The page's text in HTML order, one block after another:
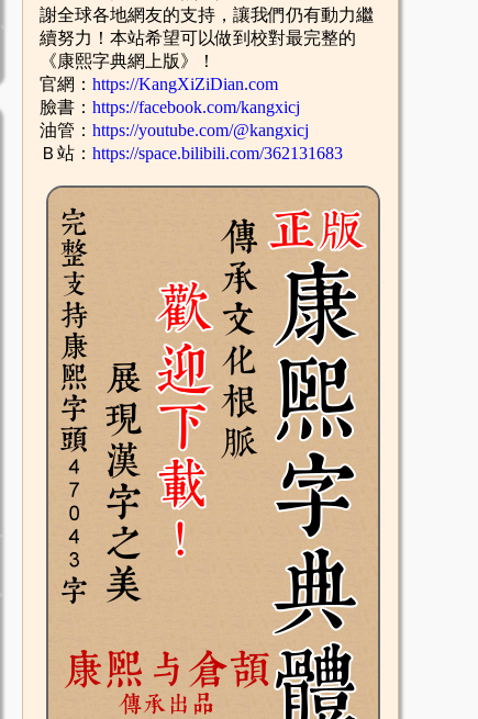
謝全球各地網友的支持，讓我們仍有動力繼
續努力！本站希望可以做到校對最完整的
《康熙字典網上版》！
官網： https://KangXiZiDian.com
臉書： https://facebook.com/kangxicj
油管： https://youtube.com/@kangxicj
Ｂ站： https://space.bilibili.com/362131683